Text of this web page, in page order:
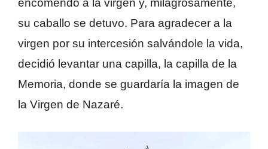
encomendó a la virgen y, milagrosamente,
su caballo se detuvo. Para agradecer a la
virgen por su intercesión salvándole la vida,
decidió levantar una capilla, la capilla de la
Memoria, donde se guardaría la imagen de
la Virgen de Nazaré.